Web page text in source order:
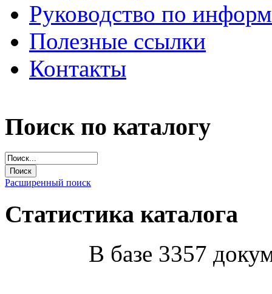
Руководство по
Полезные ссылки
Контакты
Поиск по каталогу
Расширенный поиск
Статистика каталога
В базе 3357